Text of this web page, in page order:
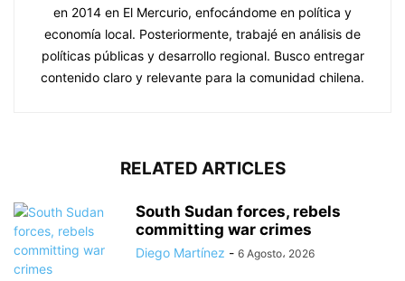
en 2014 en El Mercurio, enfocándome en política y
economía local. Posteriormente, trabajé en análisis de
políticas públicas y desarrollo regional. Busco entregar
contenido claro y relevante para la comunidad chilena.
RELATED ARTICLES
South Sudan forces, rebels
committing war crimes
Diego Martínez - 6 Agosto، 2026